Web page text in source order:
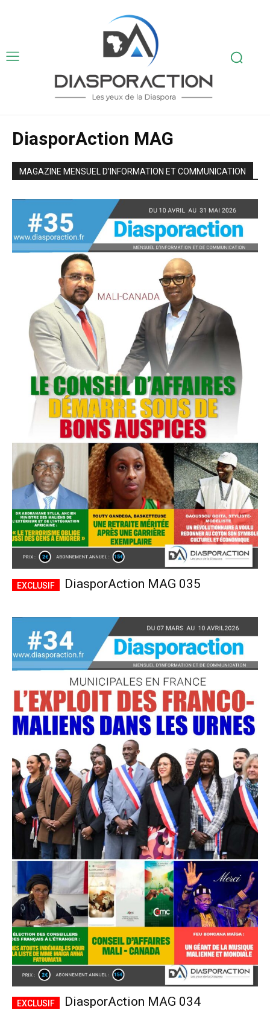
DiasporAction MAG
MAGAZINE MENSUEL D’INFORMATION ET COMMUNICATION
DiasporAction MAG 035
DiasporAction MAG 034